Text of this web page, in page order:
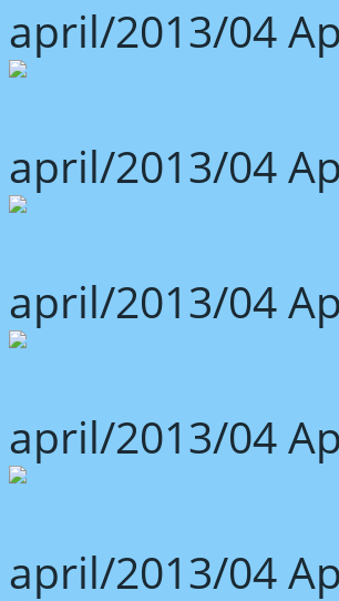
april/2013/04
april/2013/04
april/2013/04
april/2013/04
april/2013/04